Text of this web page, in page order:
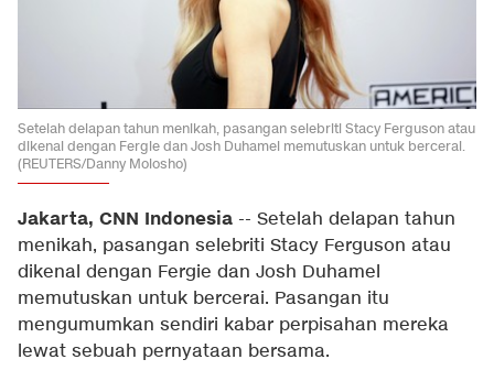
Setelah delapan tahun menikah, pasangan selebriti Stacy Ferguson atau
dikenal dengan Fergie dan Josh Duhamel memutuskan untuk bercerai.
(REUTERS/Danny Molosho)
Jakarta, CNN Indonesia -- Setelah delapan tahun
menikah, pasangan selebriti Stacy Ferguson atau
dikenal dengan Fergie dan Josh Duhamel
memutuskan untuk bercerai. Pasangan itu
mengumumkan sendiri kabar perpisahan mereka
lewat sebuah pernyataan bersama.